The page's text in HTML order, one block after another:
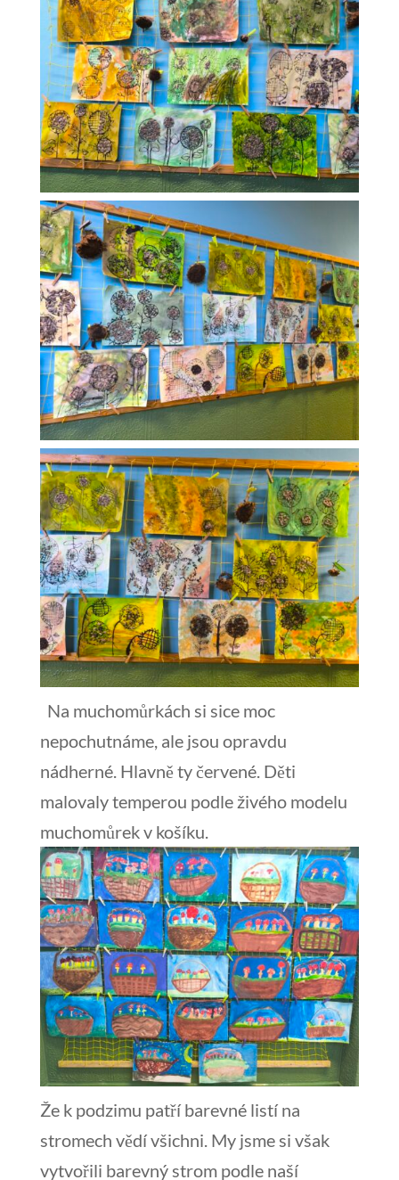
Na muchomůrkách si sice moc
nepochutnáme, ale jsou opravdu
nádherné. Hlavně ty červené. Děti
malovaly temperou podle živého modelu
muchomůrek v košíku.
Že k podzimu patří barevné listí na
stromech vědí všichni. My jsme si však
vytvořili barevný strom podle naší